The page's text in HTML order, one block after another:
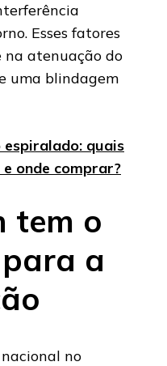
Esses fatores
atenuação do
uma blindagem
quais
onde comprar?
tem o
a
no